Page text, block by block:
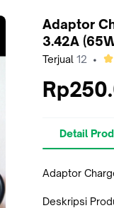
Adaptor
3.42A
Terjual 12 •
Detail
Adaptor
Deskripsi